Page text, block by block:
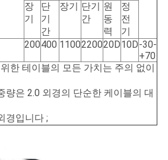
장
기
단
기
간
장기
단기
간
원
동
력
정
전
기
200400 1100220020D10D-30-
+70
한 테이블의 모든 가치는 주의 없이
량은 2.0 외경의 단순한 케이블의 대
경입니다 ;